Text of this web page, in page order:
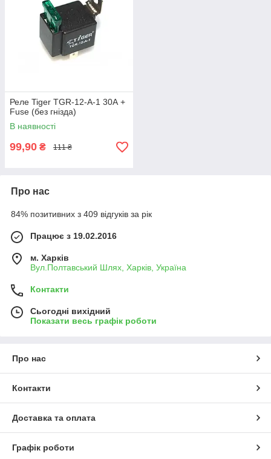
Реле Tiger TGR-12-A-1 30А +
Fuse (без гнізда)
В наявності
99,90 ₴ 111 ₴
Про нас
84% позитивних з 409 відгуків за рік
Працює з 19.02.2016
м. Харків
Вул.Полтавський Шлях, Харків, Україна
Контакти
Сьогодні вихідний
Показати весь графік роботи
Про нас
Контакти
Доставка та оплата
Графік роботи